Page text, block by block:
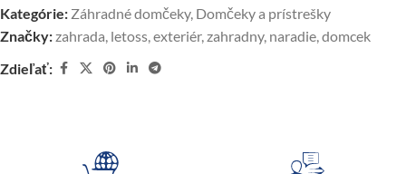
Kategórie: Záhradné domčeky, Domčeky a prístrešky
Značky:zahrada, letoss,exteriér,zahradny, naradie,domcek
Zdieľať: